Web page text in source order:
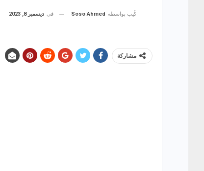
كُتِب بواسطة Soso Ahmed في ديسمبر 8, 2023
مشاركة